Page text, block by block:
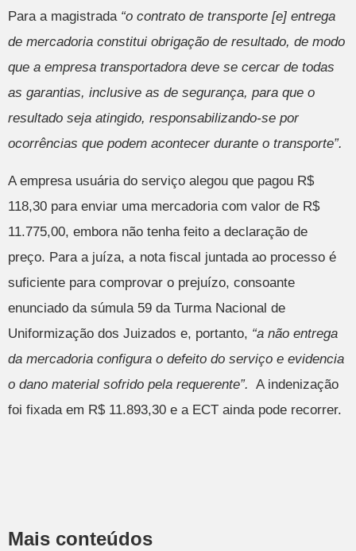
Para a magistrada “o contrato de transporte [e] entrega
de mercadoria constitui obrigação de resultado, de modo
que a empresa transportadora deve se cercar de todas
as garantias, inclusive as de segurança, para que o
resultado seja atingido, responsabilizando-se por
ocorrências que podem acontecer durante o transporte”.
A empresa usuária do serviço alegou que pagou R$
118,30 para enviar uma mercadoria com valor de R$
11.775,00, embora não tenha feito a declaração de
preço. Para a juíza, a nota fiscal juntada ao processo é
suficiente para comprovar o prejuízo, consoante
enunciado da súmula 59 da Turma Nacional de
Uniformização dos Juizados e, portanto, “a não entrega
da mercadoria configura o defeito do serviço e evidencia
o dano material sofrido pela requerente”. A indenização
foi fixada em R$ 11.893,30 e a ECT ainda pode recorrer.
Mais conteúdos